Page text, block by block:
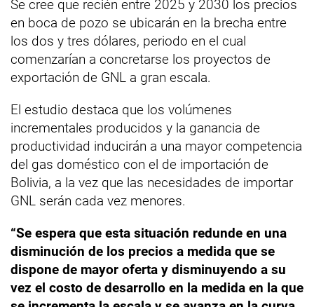
Se cree que recién entre 2025 y 2030 los precios
en boca de pozo se ubicarán en la brecha entre
los dos y tres dólares, periodo en el cual
comenzarían a concretarse los proyectos de
exportación de GNL a gran escala.
El estudio destaca que los volúmenes
incrementales producidos y la ganancia de
productividad inducirán a una mayor competencia
del gas doméstico con el de importación de
Bolivia, a la vez que las necesidades de importar
GNL serán cada vez menores.
“Se espera que esta situación redunde en una
disminución de los precios a medida que se
dispone de mayor oferta y disminuyendo a su
vez el costo de desarrollo en la medida en la que